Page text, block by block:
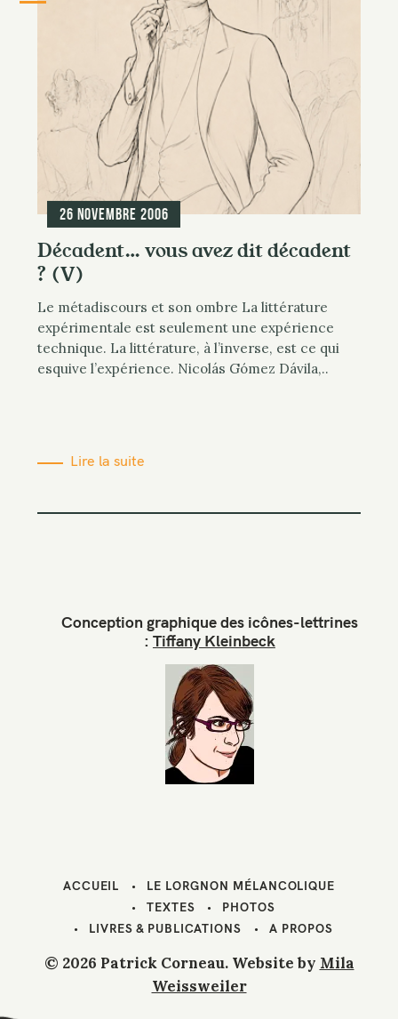
26 novembre 2006
Décadent… vous avez dit décadent
? (V)
Le métadiscours et son ombre La littérature
expérimentale est seulement une expérience
technique. La littérature, à l’inverse, est ce qui
esquive l’expérience. Nicolás Gómez Dávila,..
Lire la suite
Conception graphique des icônes-lettrines
: Tiffany Kleinbeck
ACCUEIL
LE LORGNON MÉLANCOLIQUE
TEXTES
PHOTOS
LIVRES & PUBLICATIONS
A PROPOS
© 2026 Patrick Corneau. Website by Mila
Weissweiler